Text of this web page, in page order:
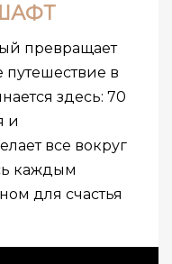
превращает
путешествие в
здесь: 70
и
все вокруг
каждым
для счастья